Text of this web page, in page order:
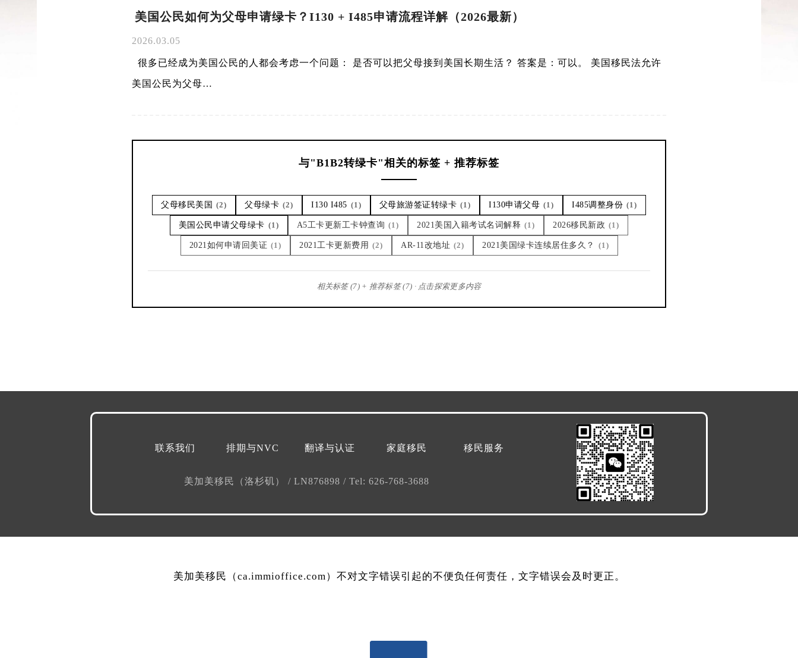
美国公民如何为父母申请绿卡？I130 + I485申请流程详解（2026最新）
2026.03.05
很多已经成为美国公民的人都会考虑一个问题： 是否可以把父母接到美国长期生活？ 答案是：可以。 美国移民法允许
美国公民为父母…
与"B1B2转绿卡"相关的标签 + 推荐标签
父母移民美国 (2) 父母绿卡 (2) I130 I485 (1) 父母旅游签证转绿卡 (1) I130申请父母 (1) I485调整身份 (1)
美国公民申请父母绿卡 (1) A5工卡更新工卡钟查询 (1) 2021美国入籍考试名词解释 (1) 2026移民新政 (1)
2021如何申请回美证 (1) 2021工卡更新费用 (2) AR-11改地址 (2) 2021美国绿卡连续居住多久？ (1)
相关标签 (7) + 推荐标签 (7) · 点击探索更多内容
移民服务
家庭移民
翻译与认证
排期与NVC
联系我们
美加美移民（洛杉矶） / LN876898 / Tel: 626-768-3688
美加美移民（ca.immioffice.com）不对文字错误引起的不便负任何责任，文字错误会及时更正。